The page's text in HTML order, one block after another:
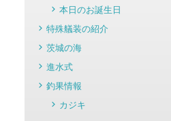
本日のお誕生日
特殊艤装の紹介
茨城の海
進水式
釣果情報
カジキ